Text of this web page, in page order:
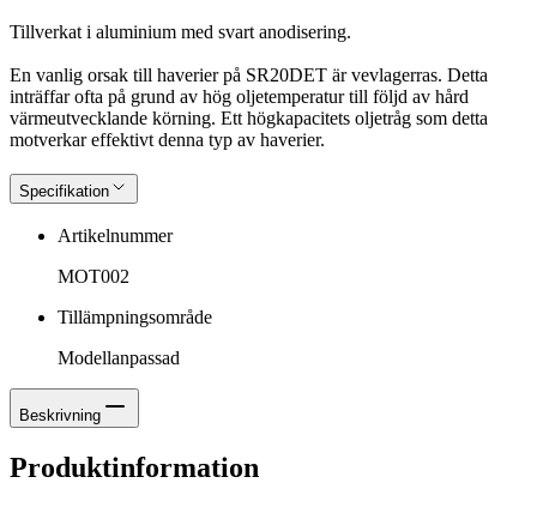
Tillverkat i aluminium med svart anodisering.
En vanlig orsak till haverier på SR20DET är vevlagerras. Detta
inträffar ofta på grund av hög oljetemperatur till följd av hård
värmeutvecklande körning. Ett högkapacitets oljetråg som detta
motverkar effektivt denna typ av haverier.
Specifikation
Artikelnummer
MOT002
Tillämpningsområde
Modellanpassad
Beskrivning
Produktinformation